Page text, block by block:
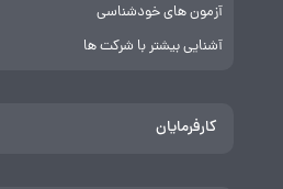
آزمون های خودشناسی
آشنایی بیشتر با شرکت ها
کارفرمایان